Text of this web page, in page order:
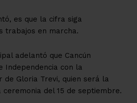
es que la cifra siga
trabajos en marcha.
adelantó que Cancún
Independencia con la
de Gloria Trevi, quien será la
del 15 de septiembre.